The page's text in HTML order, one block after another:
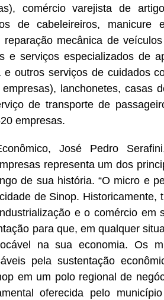
comércio varejista de
de cabeleireiros, manicure
mecânica de
e serviços especializados de
outros serviços de cuidados
lanchonetes, casas
de transporte de
empresas.
José Pedro
representa um dos
de sua história. “O micro e
de Sinop. Historicamente,
e o comércio em
para que, em qualquer
na sua economia. Os
pela sustentação
em um polo regional de
oferecida pelo